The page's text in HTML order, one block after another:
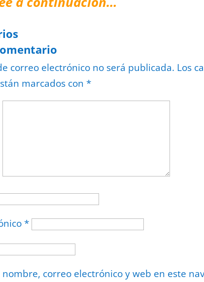
correo electrónico no será publicada. Los
marcados con *
*
correo electrónico y web en este